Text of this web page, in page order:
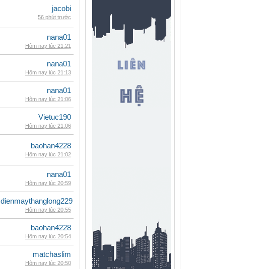
jacobi
56 phút trước
nana01
Hôm nay lúc 21:21
nana01
Hôm nay lúc 21:13
nana01
Hôm nay lúc 21:06
Vietuc190
Hôm nay lúc 21:06
baohan4228
Hôm nay lúc 21:02
nana01
Hôm nay lúc 20:59
dienmaythanglong229
Hôm nay lúc 20:55
baohan4228
Hôm nay lúc 20:54
matchaslim
Hôm nay lúc 20:50